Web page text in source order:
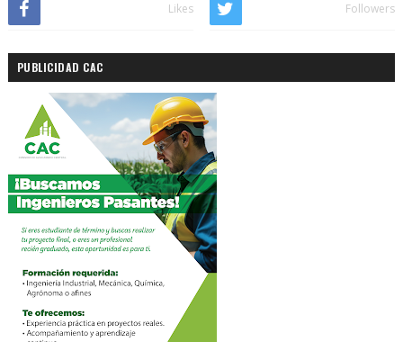
Likes Followers
PUBLICIDAD CAC